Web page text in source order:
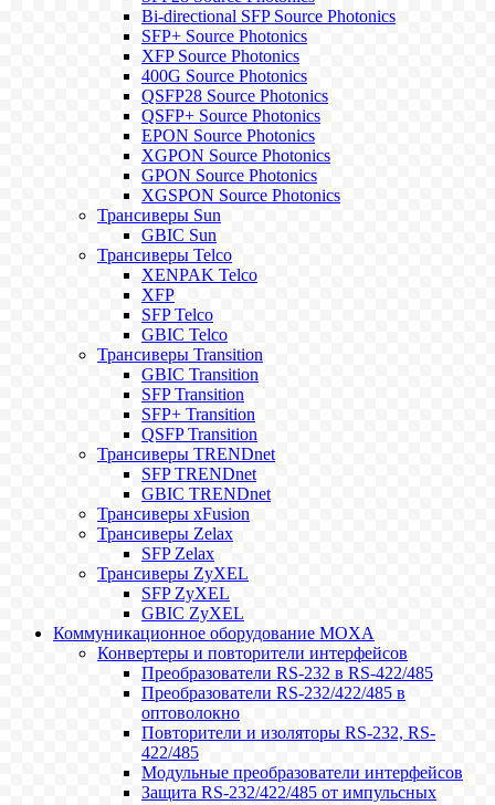
Bi-directional SFP Source Photonics
SFP+ Source Photonics
XFP Source Photonics
400G Source Photonics
QSFP28 Source Photonics
QSFP+ Source Photonics
EPON Source Photonics
XGPON Source Photonics
GPON Source Photonics
XGSPON Source Photonics
Трансиверы Sun
GBIC Sun
Трансиверы Telco
XENPAK Telco
XFP
SFP Telco
GBIC Telco
Трансиверы Transition
GBIC Transition
SFP Transition
SFP+ Transition
QSFP Transition
Трансиверы TRENDnet
SFP TRENDnet
GBIC TRENDnet
Трансиверы xFusion
Трансиверы Zelax
SFP Zelax
Трансиверы ZyXEL
SFP ZyXEL
GBIC ZyXEL
Коммуникационное оборудование MOXA
Конвертеры и повторители интерфейсов
Преобразователи RS-232 в RS-422/485
Преобразователи RS-232/422/485 в
оптоволокно
Повторители и изоляторы RS-232, RS-
422/485
Модульные преобразователи интерфейсов
Защита RS-232/422/485 от импульсных